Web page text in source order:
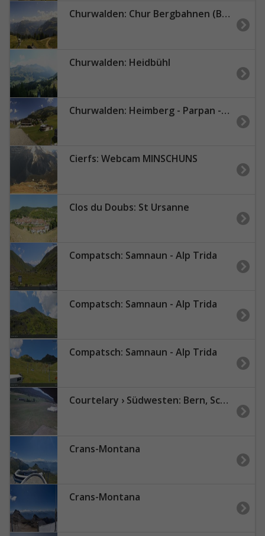
Churwalden: Chur Bergbahnen (Brambrüesch)
Churwalden: Heidbühl
Churwalden: Heimberg - Parpan - Lenzerheide
Cierfs: Webcam MINSCHUNS
Clos du Doubs: St Ursanne
Compatsch: Samnaun - Alp Trida
Compatsch: Samnaun - Alp Trida
Compatsch: Samnaun - Alp Trida
Courtelary › Südwesten: Bern, Schweiz: Piste 06
Crans-Montana
Crans-Montana